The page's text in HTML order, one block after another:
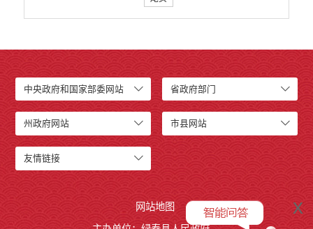
中央政府和国家部委网站 省政府部门
州政府网站 市县网站
友情链接
x
网站地图